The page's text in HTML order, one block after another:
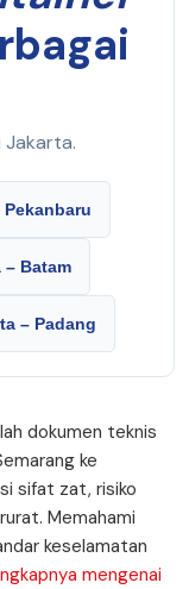
Jakarta.
– Batam
– Padang
dokumen teknis
ke
sifat zat, risiko
Memahami
keselamatan
mengenai